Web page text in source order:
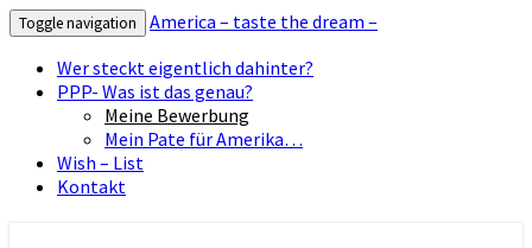
Toggle navigation
America – taste the dream –
Wer steckt eigentlich dahinter?
PPP- Was ist das genau?
Meine Bewerbung
Mein Pate für Amerika…
Wish – List
Kontakt